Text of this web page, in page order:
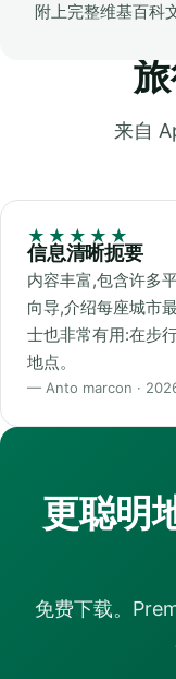
附上完整维基百科
来自
★★★★★
信息清晰扼要
内容丰富,包含许多
向导,介绍每座城市
士也非常有用:在步
地点。
— Anto marcon ·
更聪明
免费下载。